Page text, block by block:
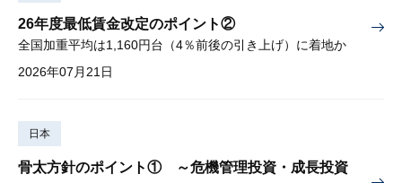
26年度最低賃金改定のポイント②
全国加重平均は1,160円台（4％前後の引き上げ）に着地か
2026年07月21日
日本
骨太方針のポイント① ～危機管理投資・成長投資